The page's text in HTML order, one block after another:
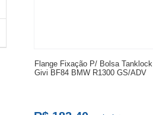
Flange Fixação P/ Bolsa Tanklock
Givi BF84 BMW R1300 GS/ADV